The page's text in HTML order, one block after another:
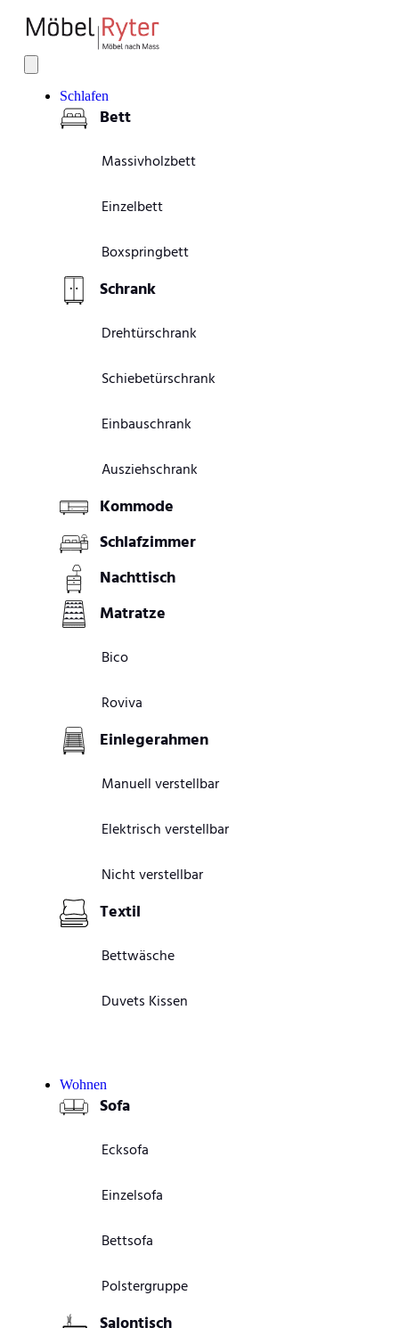
Schlafen
Bett
Massivholzbett
Einzelbett
Boxspringbett
Schrank
Drehtürschrank
Schiebetürschrank
Einbauschrank
Ausziehschrank
Kommode
Schlafzimmer
Nachttisch
Matratze
Bico
Roviva
Einlegerahmen
Manuell verstellbar
Elektrisch verstellbar
Nicht verstellbar
Textil
Bettwäsche
Duvets Kissen
Wohnen
Sofa
Ecksofa
Einzelsofa
Bettsofa
Polstergruppe